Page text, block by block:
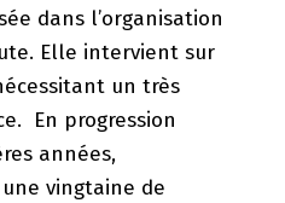
dans l’organisation
Elle intervient sur
un très
En progression
années,
vingtaine de